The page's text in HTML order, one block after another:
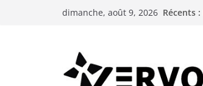
dimanche, août 9, 2026 Récents :